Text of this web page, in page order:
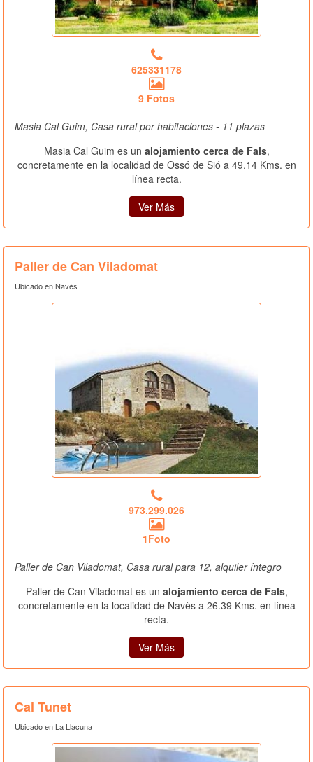
625331178
9 Fotos
Masia Cal Guim, Casa rural por habitaciones - 11 plazas
Masia Cal Guim es un alojamiento cerca de Fals,
concretamente en la localidad de Ossó de Sió a 49.14 Kms. en
línea recta.
Ver Más
Paller de Can Viladomat
Ubicado en Navès
973.299.026
1Foto
Paller de Can Viladomat, Casa rural para 12, alquiler íntegro
Paller de Can Viladomat es un alojamiento cerca de Fals,
concretamente en la localidad de Navès a 26.39 Kms. en línea
recta.
Ver Más
Cal Tunet
Ubicado en La Llacuna